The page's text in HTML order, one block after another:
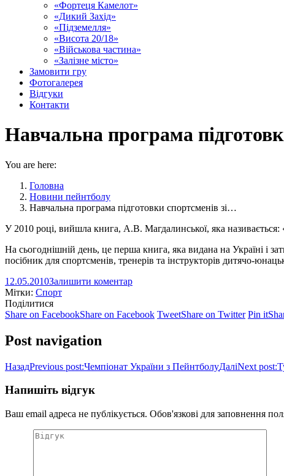
«Фортеця Камелот»
«Дикий Захід»
«Підземелля»
«Висота 20/18»
«Військова частина»
«Залізне місто»
Замовити гру
Фотогалерея
Відгуки
Контакти
Навчальна програма
You are here:
Головна
Новини пейнтболу
Навчальна програма підготовки спортсменів зі…
У 2010 році, вийшла книга, А.В. Магдалинської, яка
На сьогоднішній день, це перша книга, яка видана на Україні і
посібник для спортсменів, тренерів та інструкторів дитячо-
12.05.2010Залишити коментар
Мітки: Спорт
Поділитися
Share on FacebookShare on Facebook TweetShare on Twitter Pin it
Post navigation
НазадPrevious post:Чемпіонат України з ПейнтболуДаліNext post:
Напишіть відгук
Ваш email адреса не публікується. Обов'язкові для заповнення